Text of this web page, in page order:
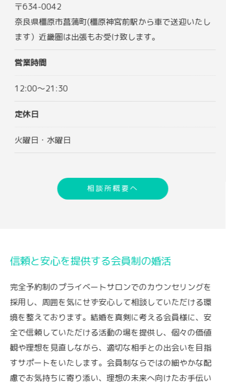
〒634-0042
奈良県橿原市菖蒲町(橿原神宮前駅から車で送迎いたし
ます）近畿圏は出張もお受け致します。
営業時間
12:00～21:30
定休日
火曜日・水曜日
相談所概要へ
信頼と安心を提供する会員制の婚活
完全予約制のプライベートサロンでのカウンセリングを
採用し、周囲を気にせず安心して相談していただける環
境を整えております。結婚を真剣に考える会員様に、安
全で信頼していただける活動の場を提供し、個々の価値
観や理想を見直しながら、適切な相手との出会いを目指
すサポートをいたします。会員制ならではの細やかな配
慮でお気持ちに寄り添い、理想の未来へ向けたお手伝い